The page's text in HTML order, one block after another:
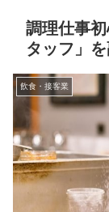
調理仕事
タッフ」を
飲食・接客業